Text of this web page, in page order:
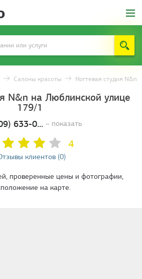
Салоны красоты Ногтевая студия N&n
N&n на Люблинской улице
179/1
проверенные цены и фотографии,
на карте.
633-0... – показать
4
клиентов (0)